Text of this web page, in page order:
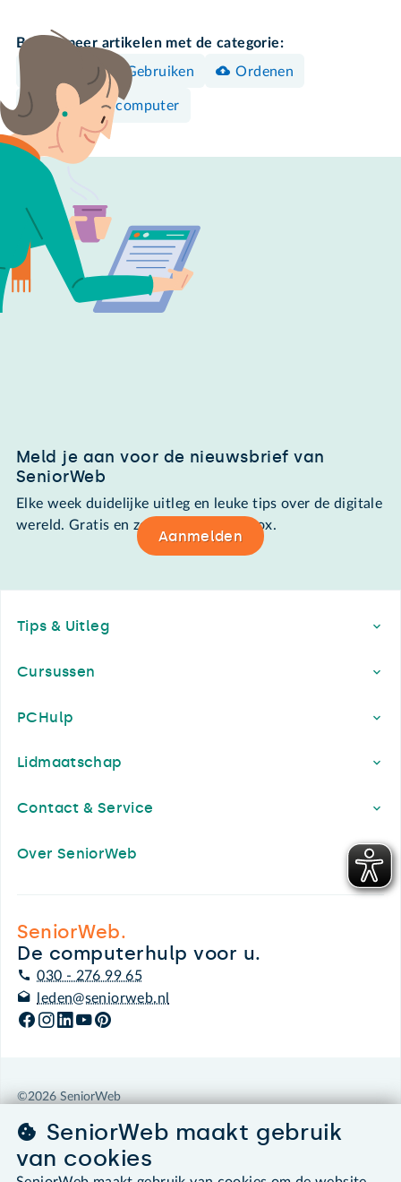
Bekijk meer artikelen met de categorie:
Bedienen & Gebruiken
Ordenen
Windows-computer
Meld je aan voor de nieuwsbrief van
SeniorWeb
Elke week duidelijke uitleg en leuke tips over de digitale
wereld. Gratis en zomaar in de mailbox.
Aanmelden
Tips & Uitleg
Cursussen
PCHulp
Lidmaatschap
Contact & Service
Over SeniorWeb
SeniorWeb.
De computerhulp voor u.
030 - 276 99 65
leden@seniorweb.nl
©2026 SeniorWeb
Algemene voorwaarden
Cookies en cookie-instellingen
Disclaimer
SeniorWeb maakt gebruik
van cookies